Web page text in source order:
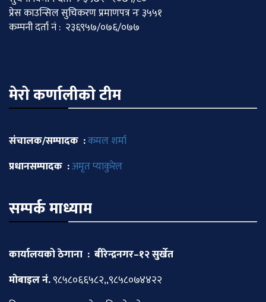
प्रेस काउन्सिल सुचिकरण प्रमाणपत्र नः ३५५१
कम्पनी दर्ता नं : २३६९५७/०७६/०७७
मेराे कर्णालीकाे टीम
संचालक/सम्पादक :कमल शर्मा
प्रधानसम्पादक :अमृत प्याकुरेल
सम्पर्क माध्याम
कार्यालयको ठेगाना : बीरेन्द्रनगर–१२ सुर्खेत
माेबाइल नं.९८५८०६६५८२,,९८५८०७४४२२